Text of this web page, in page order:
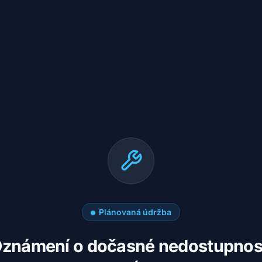
Plánovaná údržba
o dočasné